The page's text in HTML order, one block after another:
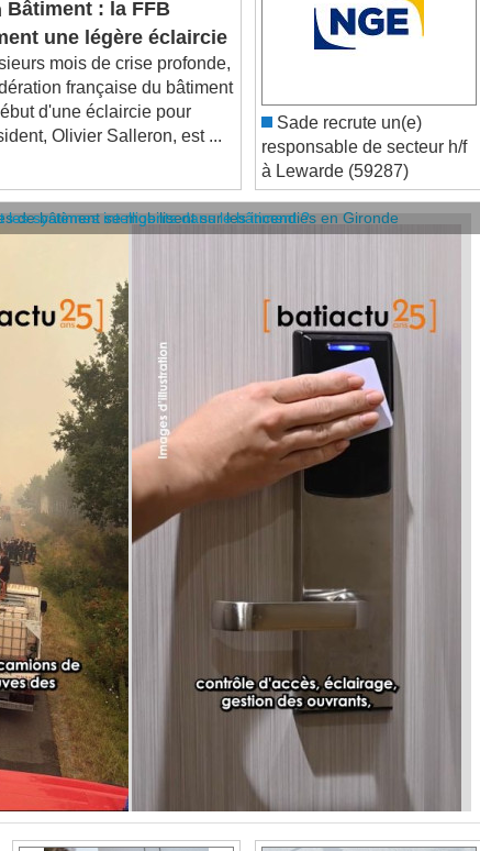
une légère éclaircie
mois de crise profonde,
française du bâtiment
d'une éclaircie pour
Olivier Salleron, est ...
responsable de secteur h/f
à Lewarde (59287)
de bâtiment se mobilisent sur les incendies en Gironde
systèmes intelligents dans le bâtiment ?